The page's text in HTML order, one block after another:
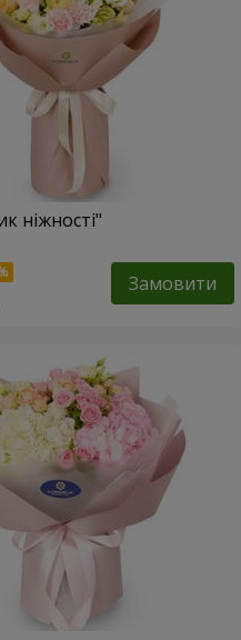
ніжності"
Замовити